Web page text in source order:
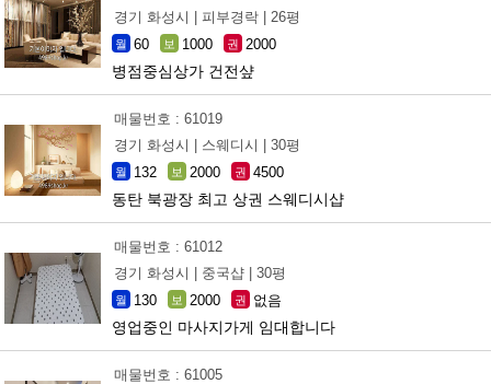
경기 화성시 |
피부경락 | 26평
월 60 보 1000 권 2000
병점중심상가 건전샾
매물번호 : 61019
경기 화성시 |
스웨디시 | 30평
월 132 보 2000 권 4500
동탄 북광장 최고 상권 스웨디시샵
매물번호 : 61012
경기 화성시 |
중국샵 | 30평
월 130 보 2000 권 없음
영업중인 마사지가게 임대합니다
매물번호 : 61005